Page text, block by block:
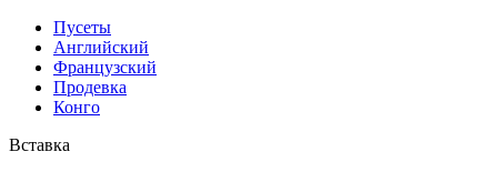
Пусеты
Английский
Французский
Продевка
Конго
Вставка